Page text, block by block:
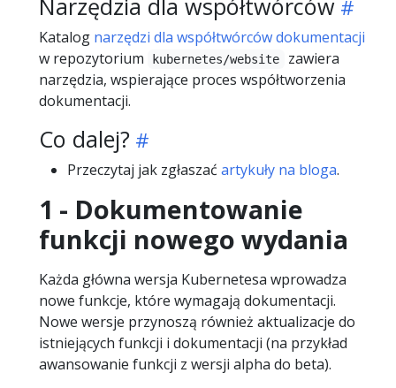
Narzędzia dla współtwórców
Katalog narzędzi dla współtwórców dokumentacji
w repozytorium
kubernetes/website
zawiera
narzędzia, wspierające proces współtworzenia
dokumentacji.
Co dalej?
Przeczytaj jak zgłaszać artykuły na bloga.
1 - Dokumentowanie
funkcji nowego wydania
Każda główna wersja Kubernetesa wprowadza
nowe funkcje, które wymagają dokumentacji.
Nowe wersje przynoszą również aktualizacje do
istniejących funkcji i dokumentacji (na przykład
awansowanie funkcji z wersji alpha do beta).